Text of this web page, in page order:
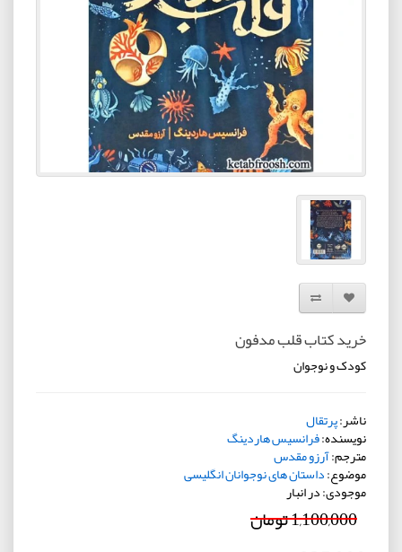
افزودن به لیست دلخواه
مقایسه این محصول
خرید کتاب قلب مدفون
کودک و نوجوان
ناشر:پرتقال
نویسنده:فرانسیس هاردینگ
مترجم:آرزو مقدس
موضوع:داستان های نوجوانان انگلیسی
موجودی: در انبار
1,100,000 تومان